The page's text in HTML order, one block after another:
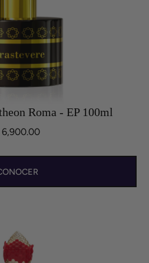
Roma - EP 100ml
6,900.00